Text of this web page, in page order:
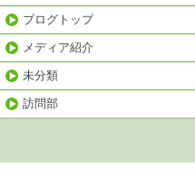
ブログトップ
メディア紹介
未分類
訪問部